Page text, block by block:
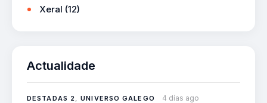
Xeral (12)
Actualidade
DESTADAS 2,UNIVERSO GALEGO 4 días ago